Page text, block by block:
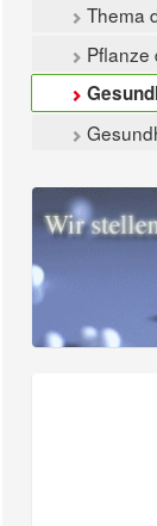
Thema
Pflanze